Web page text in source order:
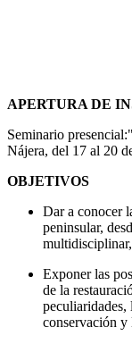
APERTURA DE
Seminario
Nájera, del 17 al 20
OBJETIVOS
Dar a conocer
peninsular,
Exponer las
de la
peculiaridades,
conservación y